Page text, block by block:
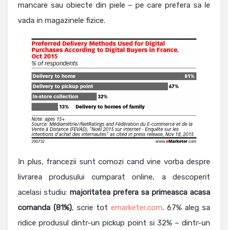
mancare sau obiecte din piele – pe care prefera sa le
vada in magazinele fizice.
In plus, francezii sunt comozi cand vine vorba despre
livrarea produsului cumparat online, a descoperit
acelasi studiu: majoritatea prefera sa primeasca acasa
comanda (81%), scrie tot emarketer.com. 67% aleg sa
ridice produsul dintr-un pickup point si 32% – dintr-un